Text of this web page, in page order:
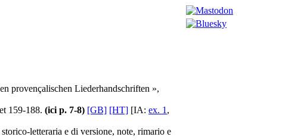
provençalischen Liederhandschriften »,
159-188. (ici p. 7-8) [GB] [HT] [IA: ex. 1 ,
letteraria e di versione, note, rimario e